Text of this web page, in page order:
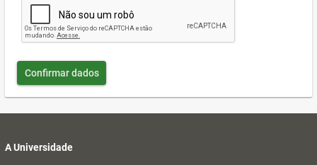
Confirmar dados
A Universidade